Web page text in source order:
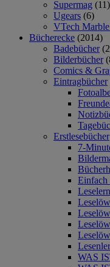
Supermag (11)
Ugears (6)
VTech
Bücherecke (2014)
Badebücher
Bilderbücher
Comics &
Eintragbücher
Erstlesebücher
7-
Einfach
WAS